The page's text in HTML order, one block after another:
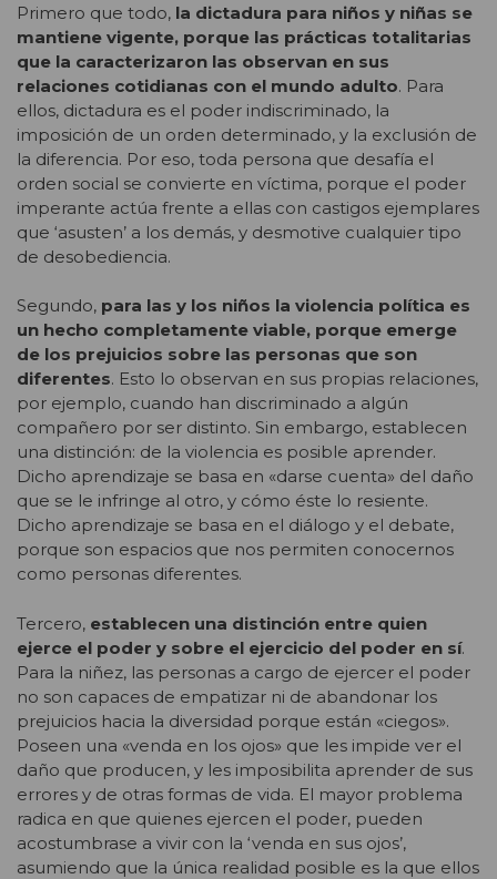
Primero que todo, la dictadura para niños y niñas se
mantiene vigente, porque las prácticas totalitarias
que la caracterizaron las observan en sus
relaciones cotidianas con el mundo adulto. Para
ellos, dictadura es el poder indiscriminado, la
imposición de un orden determinado, y la exclusión de
la diferencia. Por eso, toda persona que desafía el
orden social se convierte en víctima, porque el poder
imperante actúa frente a ellas con castigos ejemplares
que ‘asusten’ a los demás, y desmotive cualquier tipo
de desobediencia.
Segundo, para las y los niños la violencia política es
un hecho completamente viable, porque emerge
de los prejuicios sobre las personas que son
diferentes. Esto lo observan en sus propias relaciones,
por ejemplo, cuando han discriminado a algún
compañero por ser distinto. Sin embargo, establecen
una distinción: de la violencia es posible aprender.
Dicho aprendizaje se basa en «darse cuenta» del daño
que se le infringe al otro, y cómo éste lo resiente.
Dicho aprendizaje se basa en el diálogo y el debate,
porque son espacios que nos permiten conocernos
como personas diferentes.
Tercero, establecen una distinción entre quien
ejerce el poder y sobre el ejercicio del poder en sí.
Para la niñez, las personas a cargo de ejercer el poder
no son capaces de empatizar ni de abandonar los
prejuicios hacia la diversidad porque están «ciegos».
Poseen una «venda en los ojos» que les impide ver el
daño que producen, y les imposibilita aprender de sus
errores y de otras formas de vida. El mayor problema
radica en que quienes ejercen el poder, pueden
acostumbrase a vivir con la ‘venda en sus ojos’,
asumiendo que la única realidad posible es la que ellos